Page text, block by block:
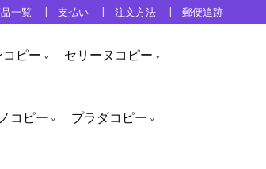
一覧 支払い 注文方法 郵便追跡
ピー セリーヌコピー
コピー プラダコピー